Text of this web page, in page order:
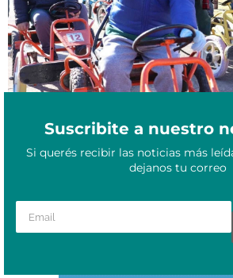
Suscribite a nuestro
Si querés recibir las noticias más
dejanos tu correo